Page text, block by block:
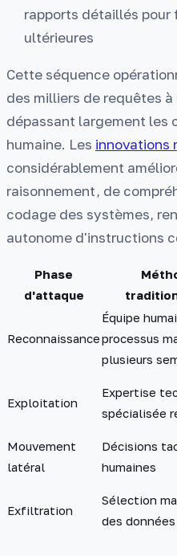
rapports détaillés
ultérieures
Cette séquence
des milliers de requêtes
dépassant largement les
humaine. Les innovations
considérablement
raisonnement, de
codage des systèmes,
autonome d'instructions
Phase
d'attaque
Reconnaissance
Équipe
processus
plusieurs
Exploitation
Expertise
spécialisée
Mouvement
latéral
Décisions
humaines
Exfiltration
Sélection
des données